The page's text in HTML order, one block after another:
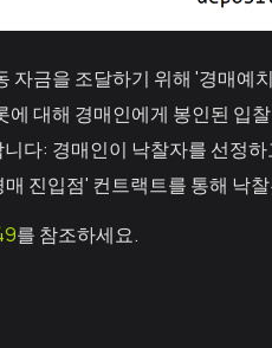
자금을 조달하기 위해 '경매예
에 대해 경매인에게 봉인된 입
다: 경매인이 낙찰자를 선정
매 진입점' 컨트랙트를 통해 낙
를 참조하세요.